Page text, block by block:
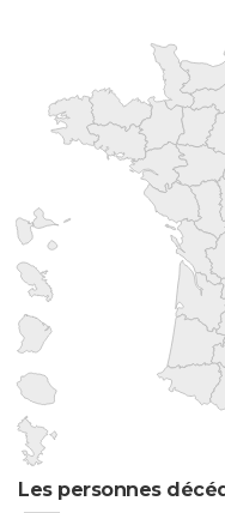
Les personnes